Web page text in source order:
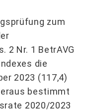
zum
2 Nr. 1 BetrAVG
die
2023 (117,4)
bestimmt
2020/2023